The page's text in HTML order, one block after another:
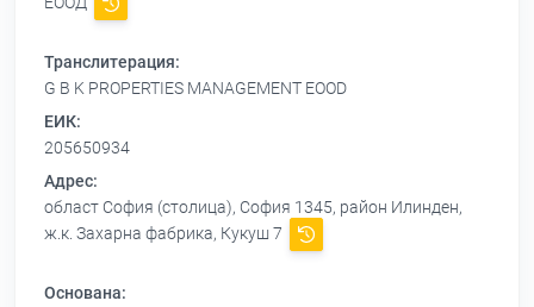
Транслитерация:
G B K PROPERTIES MANAGEMENT EOOD
ЕИК:
205650934
Адрес:
област София (столица), София 1345, район Илинден,
ж.к. Захарна фабрика, Кукуш 7
Основана: